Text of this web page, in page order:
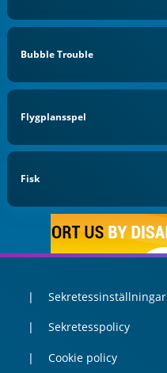
Bubble Trouble
Flygplansspel
Fisk
Sekretessinställningar
Sekretesspolicy
Cookie policy